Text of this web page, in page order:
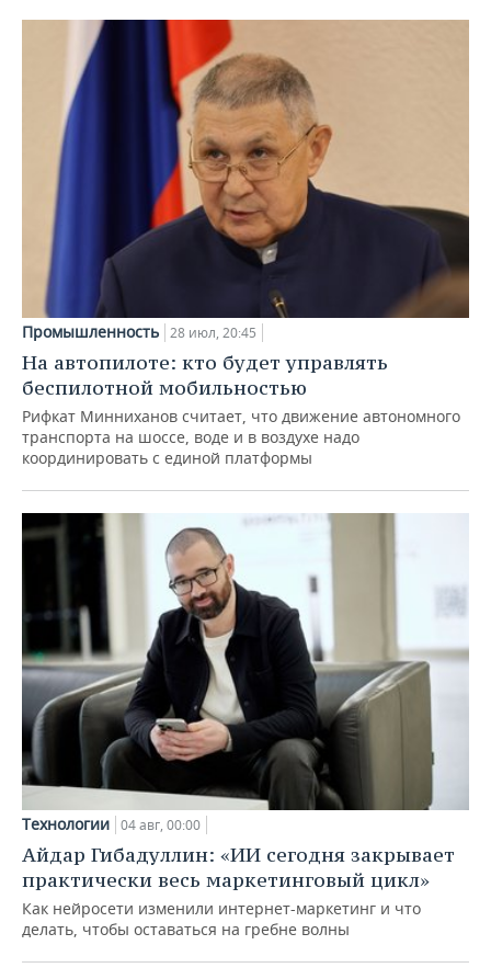
Промышленность 28 июл, 20:45
На автопилоте: кто будет управлять
беспилотной мобильностью
Рифкат Минниханов считает, что движение автономного
транспорта на шоссе, воде и в воздухе надо
координировать с единой платформы
Технологии 04 авг, 00:00
Айдар Гибадуллин: «ИИ сегодня закрывает
практически весь маркетинговый цикл»
Как нейросети изменили интернет-маркетинг и что
делать, чтобы оставаться на гребне волны